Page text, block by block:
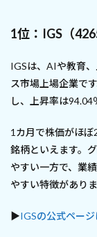
1位：IGS（
IGSは、AIや教育
ス市場上場企業で
し、上昇率は94.04
1カ月で株価がほ
銘柄といえます。
やすい一方で、業
やすい特徴がありま
▶IGSの公式ページ